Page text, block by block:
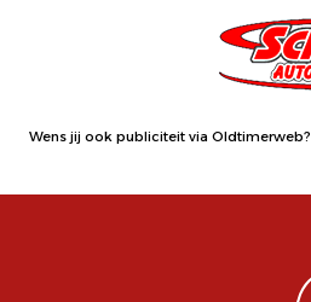
Wens jij ook publiciteit via Oldtimerweb?